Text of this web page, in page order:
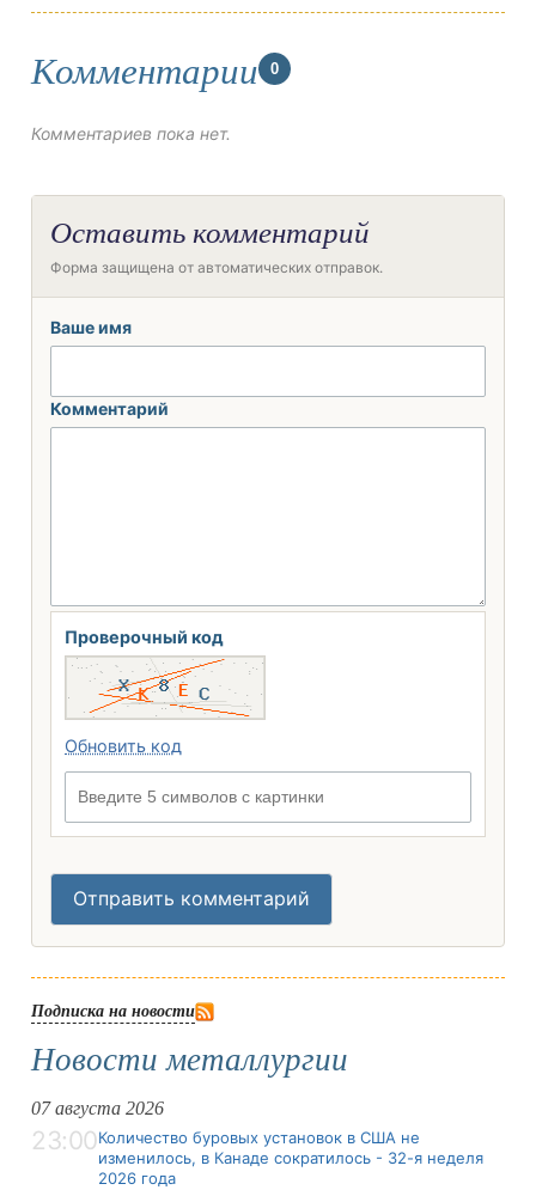
Комментарии 0
Комментариев пока нет.
Оставить комментарий
Форма защищена от автоматических отправок.
Ваше имя
Комментарий
Проверочный код
Обновить код
Отправить комментарий
Подписка на новости
Новости металлургии
07 августа 2026
23:00Количество буровых установок в США не
изменилось, в Канаде сократилось - 32-я неделя
2026 года